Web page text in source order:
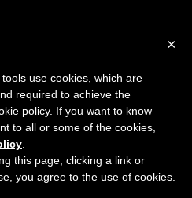
HOME
TRANSMEDIALI
DIDATTICHE
TERMOPILI
×
use cookies, which are
required to achieve the
policy. If you want to know
to all or some of the cookies,
this page, clicking a link or
you agree to the use of cookies.